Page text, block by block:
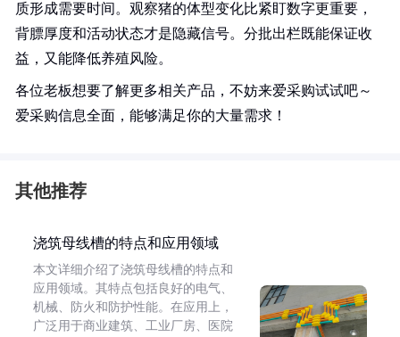
质形成需要时间。观察猪的体型变化比紧盯数字更重要，
背膘厚度和活动状态才是隐藏信号。分批出栏既能保证收
益，又能降低养殖风险。
各位老板想要了解更多相关产品，不妨来爱采购试试吧～
爱采购信息全面，能够满足你的大量需求！
其他推荐
浇筑母线槽的特点和应用领域
本文详细介绍了浇筑母线槽的特点和
应用领域。其特点包括良好的电气、
机械、防火和防护性能。在应用上，
广泛用于商业建筑、工业厂房、医院